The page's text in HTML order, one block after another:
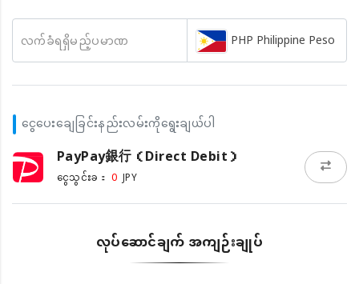
လက်ခံရရှိမည့်ပမာဏ PHP Philippine Peso
ငွေပေးချေခြင်းနည်းလမ်းကိုရွေးချယ်ပါ
PayPay銀行（Direct Debit）
ငွေသွင်းခ： 0 JPY
လုပ်ဆောင်ချက် အကျဉ်းချုပ်